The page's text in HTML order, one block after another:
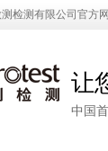
检测有限公司官方网
让
中国